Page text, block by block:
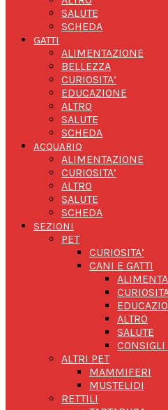
SALUTE
SCHEDA
GATTI
ALIMENTAZIONE
BELLEZZA
CURIOSITA’
EDUCAZIONE
ALTRO
SALUTE
SCHEDA
ACQUARIO
ALIMENTAZIONE
CURIOSITA’
ALTRO
SALUTE
SCHEDA
SEZIONI
PET
CURIOSITA’
CANI E GATTI
ALTRO
SALUTE
CONSIGLI
ALTRI PET
MAMMIFERI
MUSTELIDI
RETTILI